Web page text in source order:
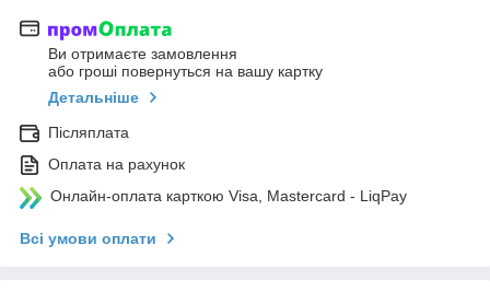
Ви отримаєте замовлення
або гроші повернуться на вашу картку
Детальніше
Післяплата
Оплата на рахунок
Онлайн-оплата карткою Visa, Mastercard - LiqPay
Всі умови оплати